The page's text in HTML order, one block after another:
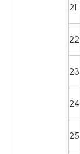
21
22
23
24
25